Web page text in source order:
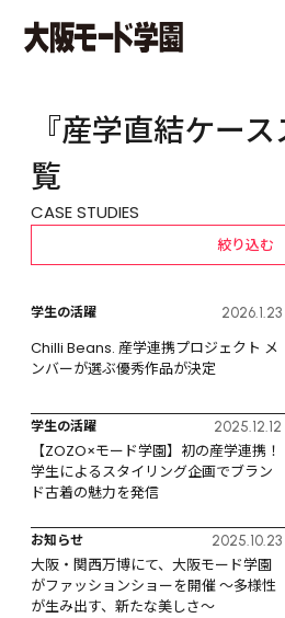
English 简体中文
『産学直結ケー
覧
CASE STUDIES
絞り込む
学生の活躍 2026.1.23
Chilli Beans. 産学連携プロジェクト メ
ンバーが選ぶ優秀作品が決定
学生の活躍 2025.12.12
【ZOZO×モード学園】初の産学連携！
学生によるスタイリング企画でブラン
ド古着の魅力を発信
お知らせ 2025.10.23
大阪・関西万博にて、大阪モード学園
がファッションショーを開催 ～多様性
が生み出す、新たな美しさ～